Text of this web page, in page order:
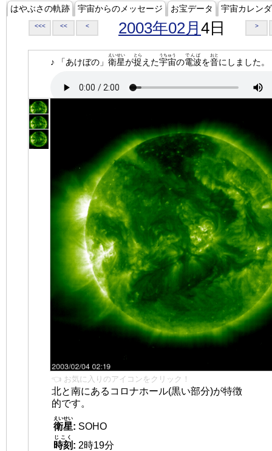
はやぶさの軌跡 宇宙からのメッセージ お宝データ 宇宙カレン
<<< << < 2003年02月 4日 >
♪ 「あけぼの」 衛星
えいせい
が捉
とら
えた宇宙
うちゅう
の電波
でんぱ
を音
おと
にしました。
👈 お気に入りのアイコンをクリック！
北と南にあるコロナホール(黒い部分)が特徴
的です。
衛星
えいせい
: SOHO
時刻
じこく
: 2時19分